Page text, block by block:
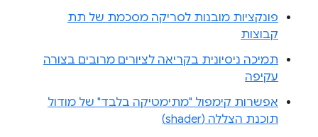
פונקציות מובנות לסריקה מסכמת של תת
קבוצות
תמיכה ניסיונית בקריאה לציורים מרובים בצורה
עקיפה
אפשרות קימפול "מתימטיקה בלבד" של מודול
תוכנת הצללה (shader)